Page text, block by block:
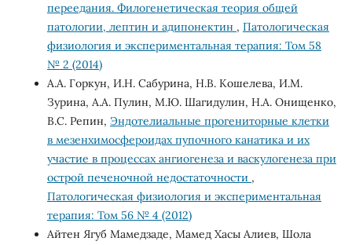
переедания. Филогенетическая теория общей
патологии, лептин и адипонектин , Патологическая
физиология и экспериментальная терапия: Том 58
№ 2 (2014)
А.А. Горкун, И.Н. Сабурина, Н.В. Кошелева, И.М.
Зурина, А.А. Пулин, М.Ю. Шагидулин, Н.А. Онищенко,
В.С. Репин, Эндотелиальные прогениторные клетки
в мезенхимосфероидах пупочного канатика и их
участие в процессах ангиогенеза и васкулогенеза при
острой печеночной недостаточности ,
Патологическая физиология и экспериментальная
терапия: Том 56 № 4 (2012)
Айтен Ягуб Мамедзаде, Мамед Хасы Алиев, Шола